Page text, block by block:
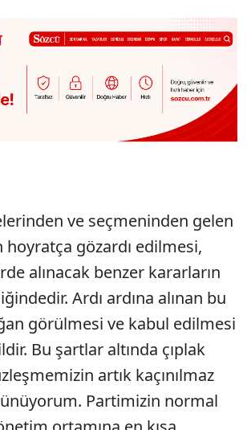
ve seçmeninden gelen
gözardı edilmesi,
alınacak benzer kararların
Ardı ardına alınan bu
görülmesi ve kabul edilmesi
Bu şartlar altında çıplak
artık kaçınılmaz
Partimizin normal